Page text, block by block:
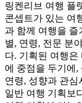
링켄리브 여행 플
콘셉트가 있는 여
과 함께 여행을 즐
별, 연령, 전문 분
다. 기획된 여행
에 중점을 두기에
연령, 성향과 관심
일반 여행 기획보